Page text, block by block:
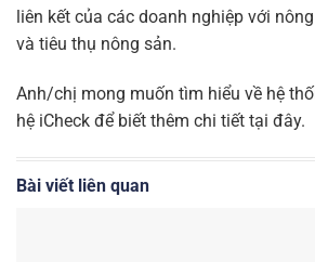
liên kết của các doanh nghiệp với
và tiêu thụ nông sản.
Anh/chị mong muốn tìm hiểu về hệ
hệ iCheck để biết thêm chi tiết tại đây.
Bài viết liên quan